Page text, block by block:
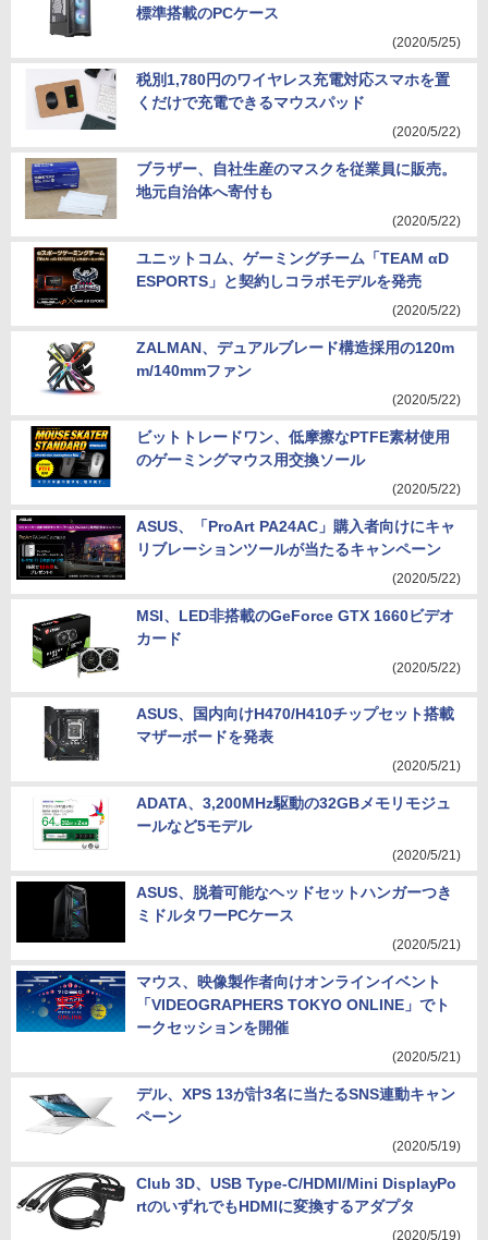
標準搭載のPCケース
(2020/5/25)
税別1,780円のワイヤレス充電対応スマホを置
くだけで充電できるマウスパッド
(2020/5/22)
ブラザー、自社生産のマスクを従業員に販売。
地元自治体へ寄付も
(2020/5/22)
ユニットコム、ゲーミングチーム「TEAM αD
ESPORTS」と契約しコラボモデルを発売
(2020/5/22)
ZALMAN、デュアルブレード構造採用の120m
m/140mmファン
(2020/5/22)
ビットトレードワン、低摩擦なPTFE素材使用
のゲーミングマウス用交換ソール
(2020/5/22)
ASUS、「ProArt PA24AC」購入者向けにキャ
リブレーションツールが当たるキャンペーン
(2020/5/22)
MSI、LED非搭載のGeForce GTX 1660ビデオ
カード
(2020/5/22)
ASUS、国内向けH470/H410チップセット搭載
マザーボードを発表
(2020/5/21)
ADATA、3,200MHz駆動の32GBメモリモジュ
ールなど5モデル
(2020/5/21)
ASUS、脱着可能なヘッドセットハンガーつき
ミドルタワーPCケース
(2020/5/21)
マウス、映像製作者向けオンラインイベント
「VIDEOGRAPHERS TOKYO ONLINE」でト
ークセッションを開催
(2020/5/21)
デル、XPS 13が計3名に当たるSNS連動キャン
ペーン
(2020/5/19)
Club 3D、USB Type-C/HDMI/Mini DisplayPo
rtのいずれでもHDMIに変換するアダプタ
(2020/5/19)